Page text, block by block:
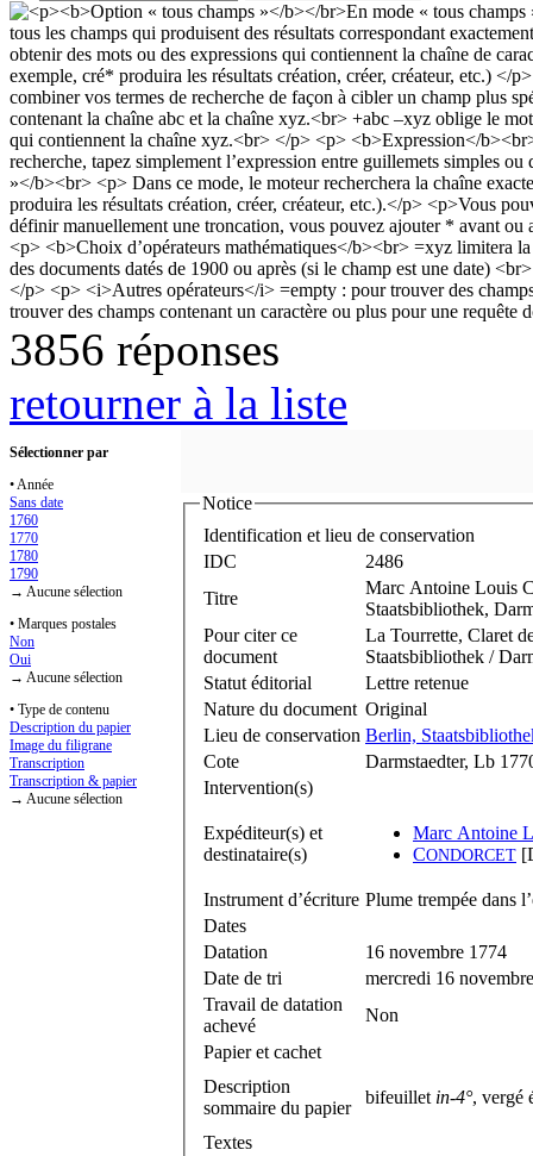
3856 réponses
retourner à la liste
Sélectionner par
• Année
Sans date
1760
1770
1780
1790
→ Aucune sélection
• Marques postales
Non
Oui
→ Aucune sélection
• Type de contenu
Description du papier
Image du filigrane
Transcription
Transcription & papier
→ Aucune sélection
Notice
Identification et lieu de conservation
IDC
2486
Titre
Marc Antoine Louis
Staatsbibliothek,
Pour citer ce
document
La Tourrette, Claret
Staatsbibliothek /
Statut éditorial
Lettre retenue
Nature du document Original
Lieu de conservation Berlin,
Cote
Darmstaedter, Lb
Intervention(s)
Expéditeur(s) et
destinataire(s)
Marc Antoine
CONDORCET
Instrument d’écriture Plume trempée dans
Dates
Datation
16 novembre 1774
Date de tri
mercredi 16
Travail de datation
achevé
Non
Papier et cachet
Description
sommaire du papier
bifeuillet in-4°, vergé
Textes